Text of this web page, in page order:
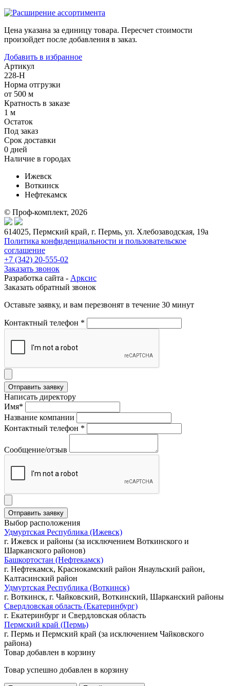
Цена указана за единицу товара. Пересчет стоимости
произойдет после добавления в заказ.
Добавить в избранное
Артикул
228-Н
Норма отгрузки
от 500 м
Кратность в заказе
1 м
Остаток
Под заказ
Срок доставки
0 дней
Наличие в городах
Ижевск
Воткинск
Нефтекамск
© Проф-комплект, 2026
614025, Пермский край, г. Пермь, ул. Хлебозаводская, 19а
Политика конфиденциальности и пользовательское
соглашение
+7 (342) 20-555-02
Заказать звонок
Разработка сайта - Арксис
Заказать обратный звонок
Оставьте заявку, и вам перезвонят в течение 30 минут
Контактный телефон *
Написать директору
Имя*
Название компании
Контактный телефон *
Сообщение/отзыв
Выбор расположения
Удмуртская Республика (Ижевск)
г. Ижевск и районы (за исключением Воткинского и
Шарканского районов)
Башкортостан (Нефтекамск)
г. Нефтекамск, Краснокамский район Янаульский район,
Калтасинский район
Удмуртская Республика (Воткинск)
г. Воткинск, г. Чайковский, Воткинский, Шарканский районы
Свердловская область (Екатеринбург)
г. Екатеринбург и Свердловская область
Пермский край (Пермь)
г. Пермь и Пермский край (за исключением Чайковского
района)
Товар добавлен в корзину
Товар успешно добавлен в корзину